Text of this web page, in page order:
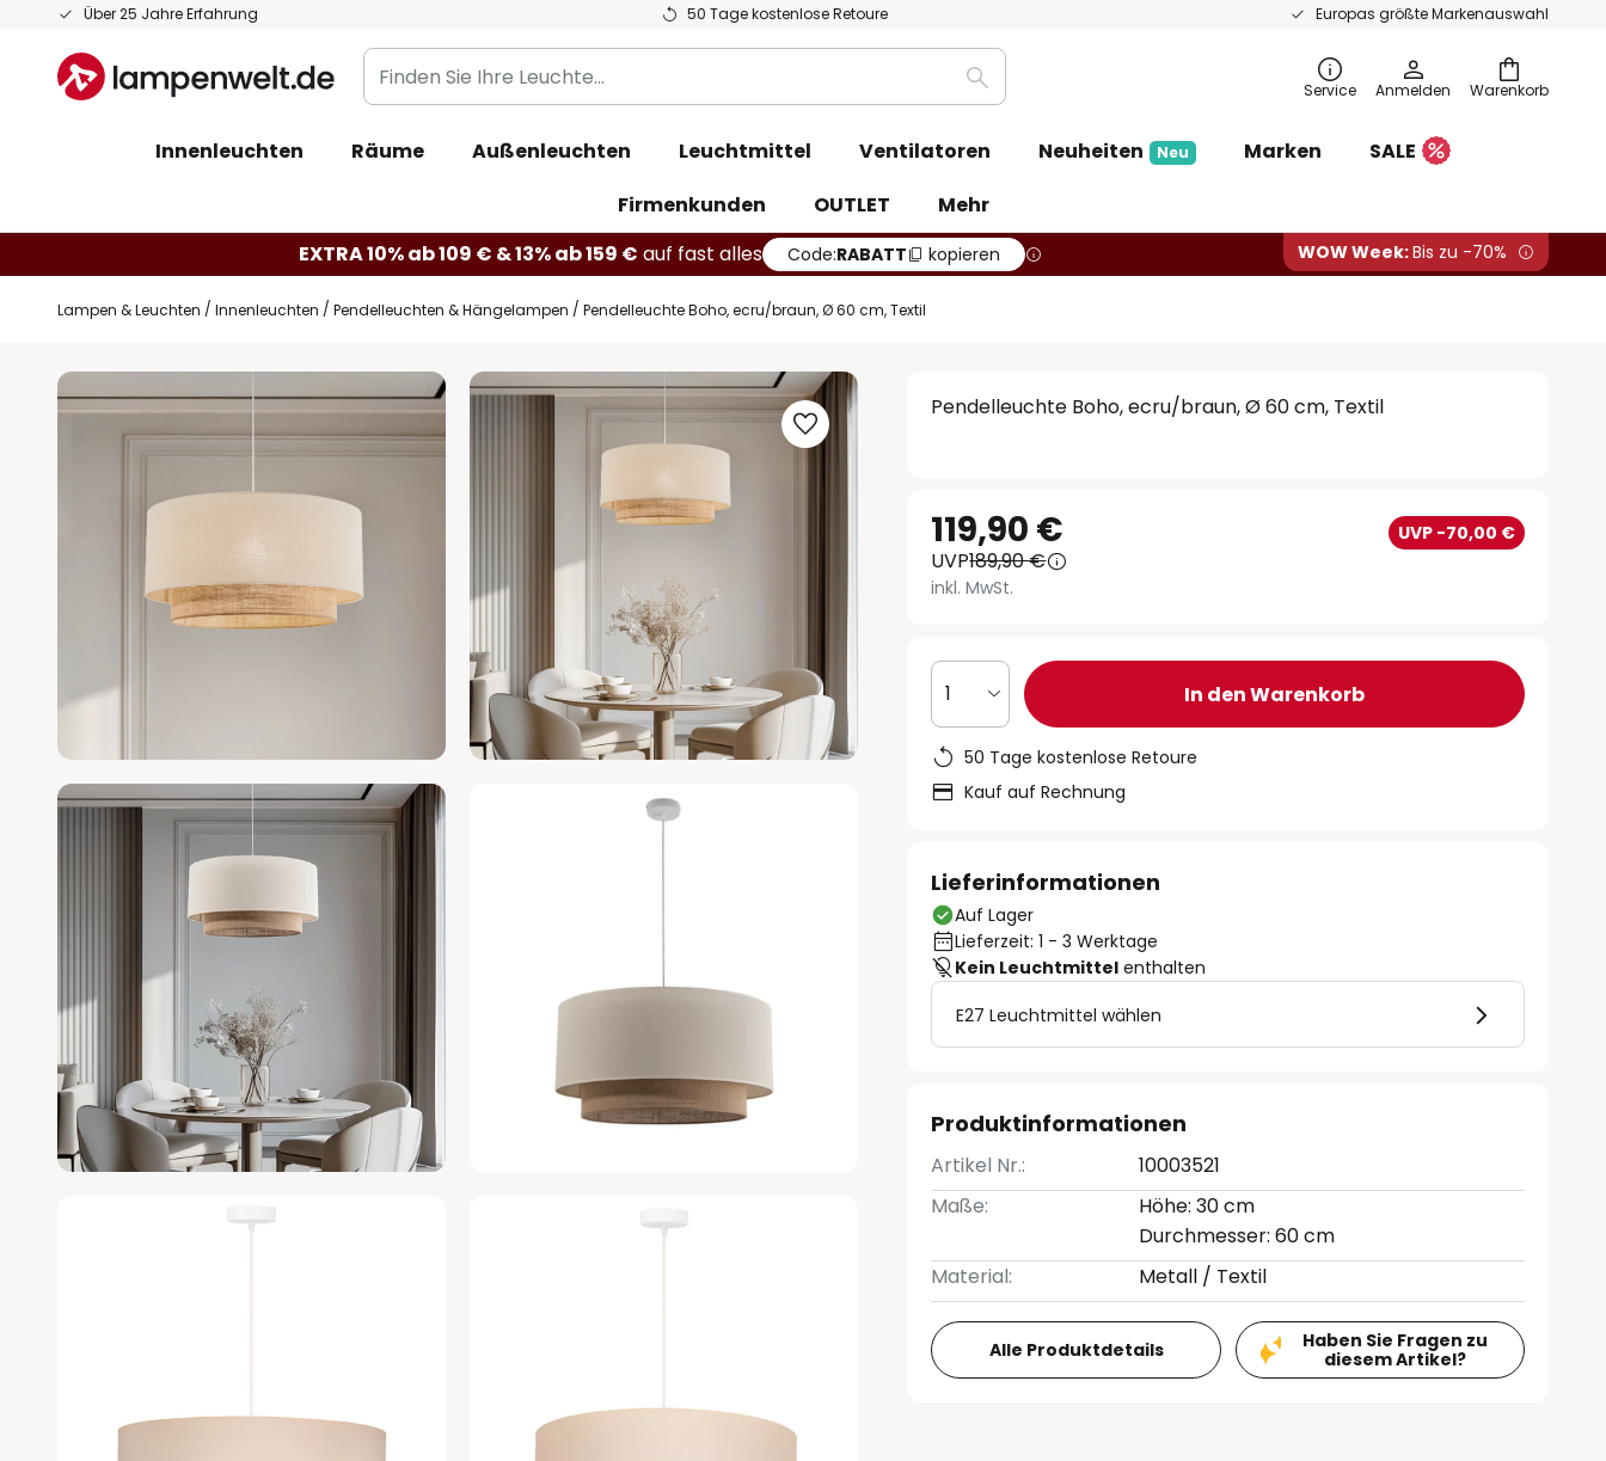
Über 25 Jahre Erfahrung 50 Tage kostenlose Retoure Europas größte Markenauswahl
Zum
springen
Warenkorb
Finden
Sie
Leuchte...
Suche Service Anmelden
Innenleuchten Räume Außenleuchten Leuchtmittel Ventilatoren Neuheiten Neu Marken
SALE
Firmenkunden
OUTLET
Mehr
EXTRA 10% ab 109 € & 13% ab 159 € auf fast alles Code:RABATT kopieren WOW Week:Bis zu -70%
Lampen & Leuchten Innenleuchten Pendelleuchten & Hängelampen Pendelleuchte Boho, ecru/braun, Ø 60 cm, Textil
Zum
Ende
Pendelleuchte Boho, ecru/braun, Ø 60 cm, Textil
119,90 € UVP -70,00 €
UVP189,90 €
inkl. MwSt.
1 In den Warenkorb
50 Tage kostenlose Retoure
Kauf auf Rechnung
Lieferinformationen
Auf Lager
Lieferzeit: 1 - 3 Werktage
Kein Leuchtmittel enthalten
E27 Leuchtmittel wählen
Produktinformationen
Artikel Nr.:
10003521
Maße:
Höhe: 30 cm
Durchmesser: 60 cm
Material:
Metall / Textil
Alle Produktdetails
Haben Sie Fragen zu
diesem Artikel?